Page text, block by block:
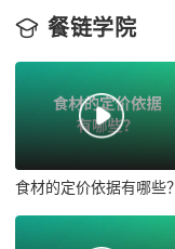
餐链学院
食材的定价依据有哪些？